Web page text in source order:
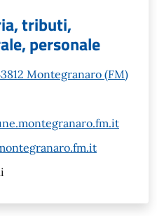
tributi,
personale
Montegranaro (FM)